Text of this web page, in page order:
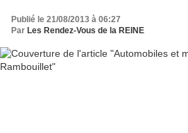
Publié le 21/08/2013 à 06:27
Par Les Rendez-Vous de la REINE